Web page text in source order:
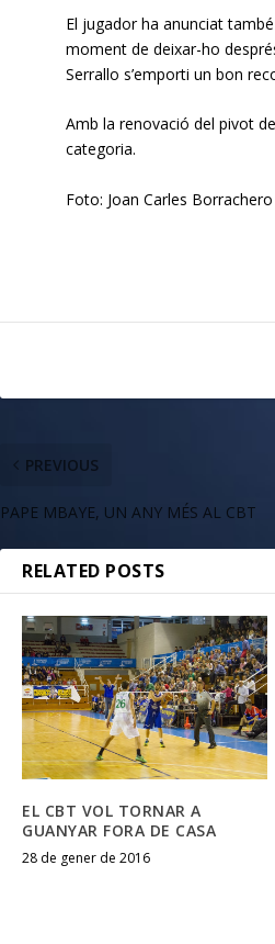
El jugador ha anunciat
moment de deixar-ho
Serrallo s’emporti un bon
Amb la renovació del pivot
categoria.
Foto: Joan Carles Borrachero
PREVIOUS
PAPE MBAYE, UN ANY MÉS AL CBT
RELATED POSTS
EL CBT VOL TORNAR A
GUANYAR FORA DE CASA
28 de gener de 2016